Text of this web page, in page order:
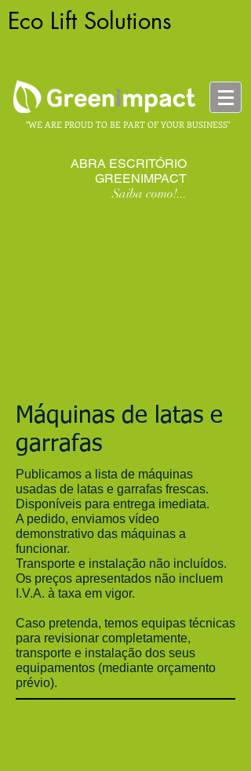
Eco Lift Solutions
"WE ARE PROUD TO BE PART OF YOUR BUSINESS"
ABRA ESCRITÓRIO
GREENIMPACT
Saiba como!...
Máquinas de latas e
garrafas
Publicamos a lista de máquinas
usadas de latas e garrafas frescas.
Disponíveis para entrega imediata.
A pedido, enviamos vídeo
demonstrativo das máquinas a
funcionar.
Transporte e instalação não incluídos.
Os preços apresentados não incluem
I.V.A. à taxa em vigor.
Caso pretenda, temos equipas técnicas
para revisionar completamente,
transporte e instalação dos seus
equipamentos (mediante orçamento
prévio).